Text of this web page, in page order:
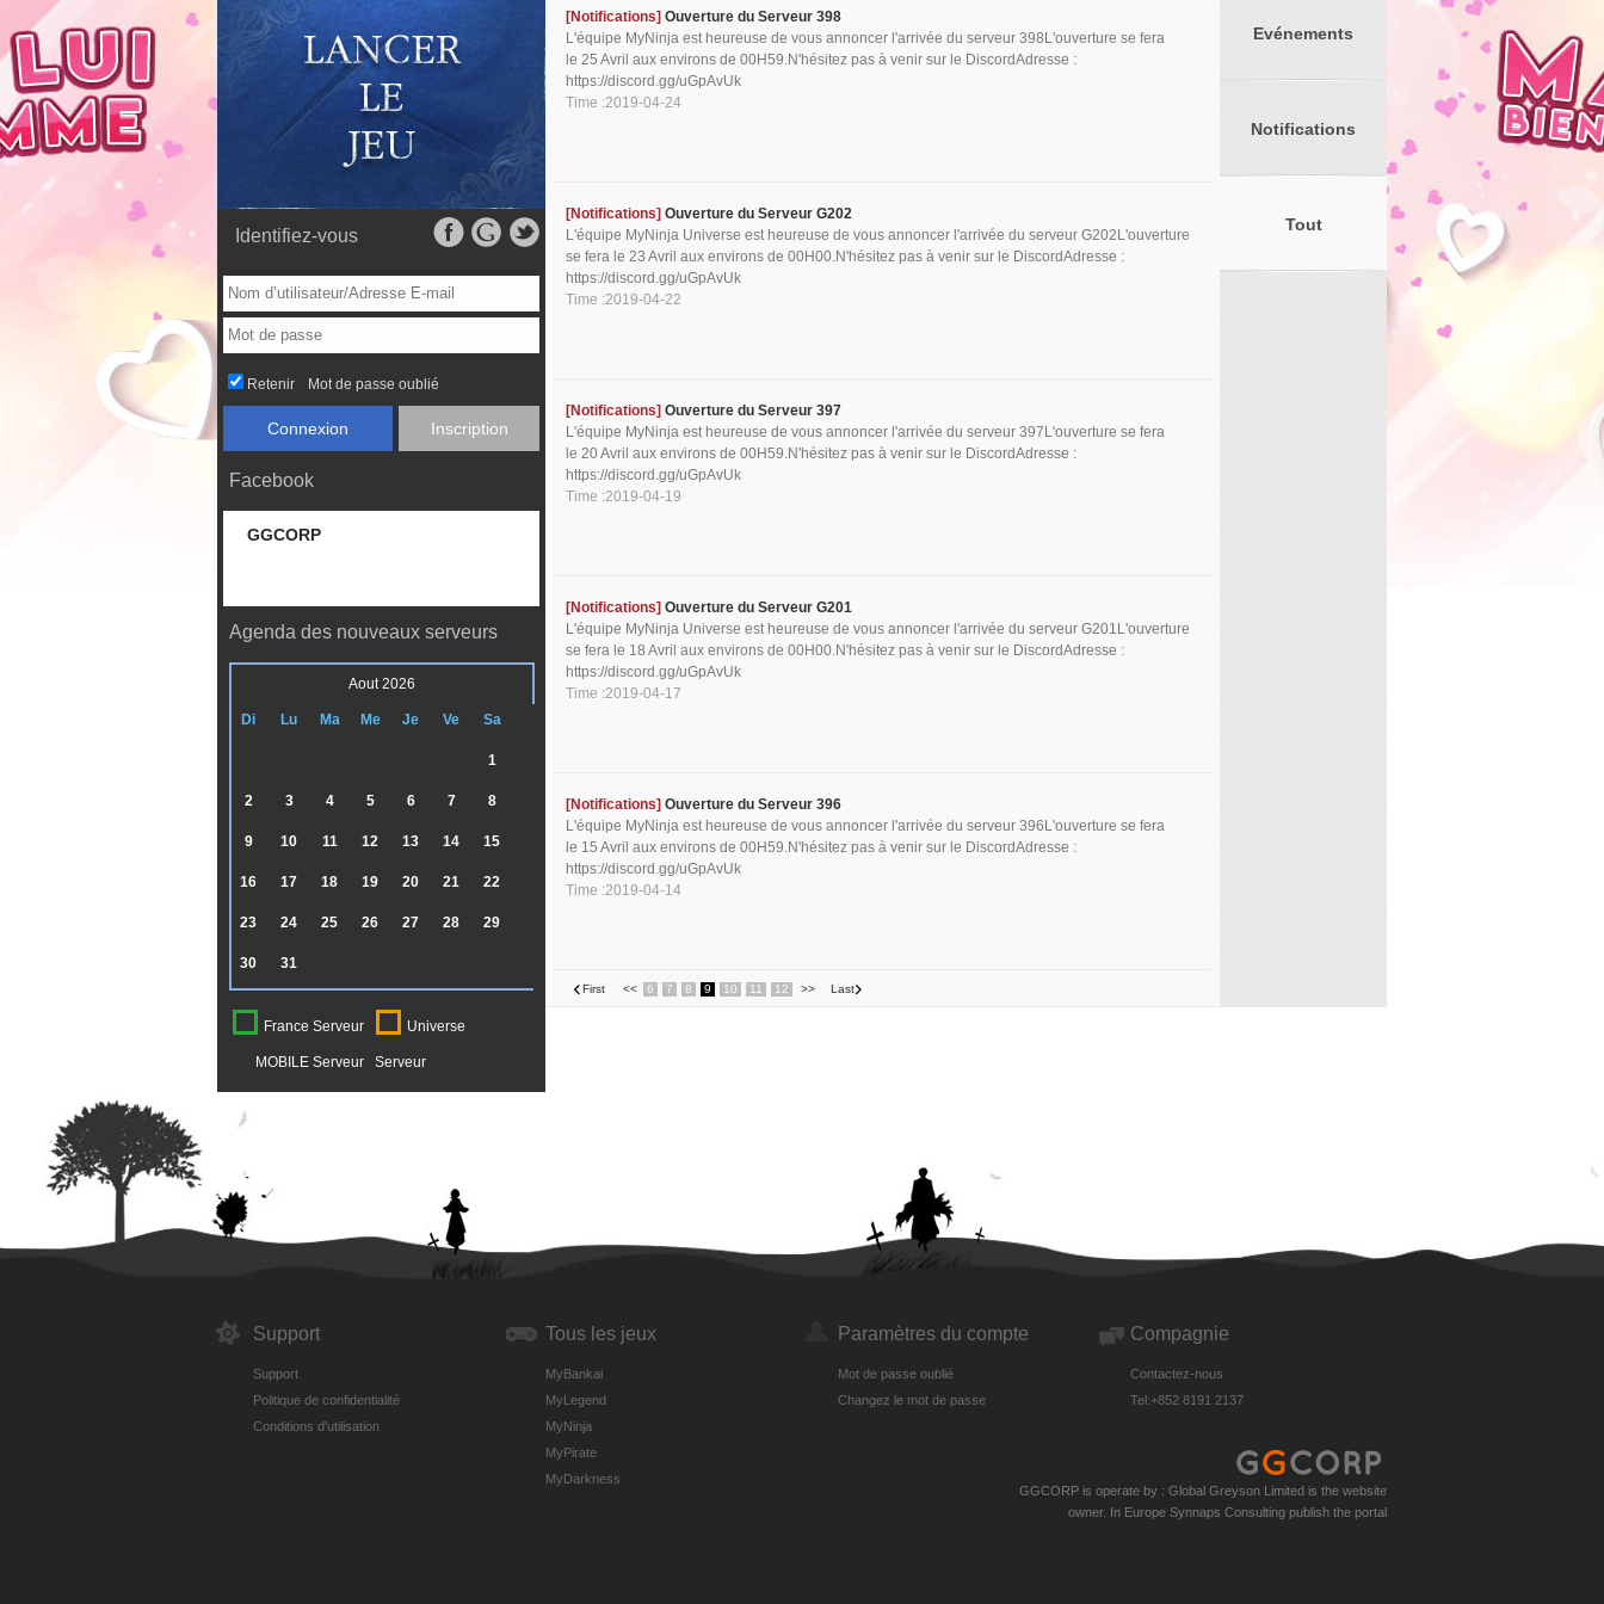
Identifiez-vous
Retenir Mot de passe oublié
Connexion Inscription
Facebook
GGCORP
Agenda des nouveaux serveurs
Aout 2026
Di Lu Ma Me Je Ve Sa
1
2 3 4 5 6 7 8
9 10 11 12 13 14 15
16 17 18 19 20 21 22
23 24 25 26 27 28 29
30 31
France Serveur Universe
Serveur
MOBILE Serveur
[Notifications] Ouverture du Serveur 398
L'équipe MyNinja est heureuse de vous annoncer l'arrivée du serveur 398L'ouverture se fera
le 25 Avril aux environs de 00H59.N'hésitez pas à venir sur le DiscordAdresse :
https://discord.gg/uGpAvUk
Time :2019-04-24
[Notifications] Ouverture du Serveur G202
L'équipe MyNinja Universe est heureuse de vous annoncer l'arrivée du serveur G202L'ouverture
se fera le 23 Avril aux environs de 00H00.N'hésitez pas à venir sur le DiscordAdresse :
https://discord.gg/uGpAvUk
Time :2019-04-22
[Notifications] Ouverture du Serveur 397
L'équipe MyNinja est heureuse de vous annoncer l'arrivée du serveur 397L'ouverture se fera
le 20 Avril aux environs de 00H59.N'hésitez pas à venir sur le DiscordAdresse :
https://discord.gg/uGpAvUk
Time :2019-04-19
[Notifications] Ouverture du Serveur G201
L'équipe MyNinja Universe est heureuse de vous annoncer l'arrivée du serveur G201L'ouverture
se fera le 18 Avril aux environs de 00H00.N'hésitez pas à venir sur le DiscordAdresse :
https://discord.gg/uGpAvUk
Time :2019-04-17
[Notifications] Ouverture du Serveur 396
L'équipe MyNinja est heureuse de vous annoncer l'arrivée du serveur 396L'ouverture se fera
le 15 Avril aux environs de 00H59.N'hésitez pas à venir sur le DiscordAdresse :
https://discord.gg/uGpAvUk
Time :2019-04-14
First << 6 7 8 9 10 11 12 >> Last
Evénements
Notifications
Tout
Support
Support
Politique de confidentialité
Conditions d'utilisation
Tous les jeux
MyBankai
MyLegend
MyNinja
MyPirate
MyDarkness
Paramètres du compte
Mot de passe oublié
Changez le mot de passe
Compagnie
Contactez-nous
Tel:+852 8191 2137
GGCORP is operate by : Global Greyson Limited is the website
owner. In Europe Synnaps Consulting publish the portal